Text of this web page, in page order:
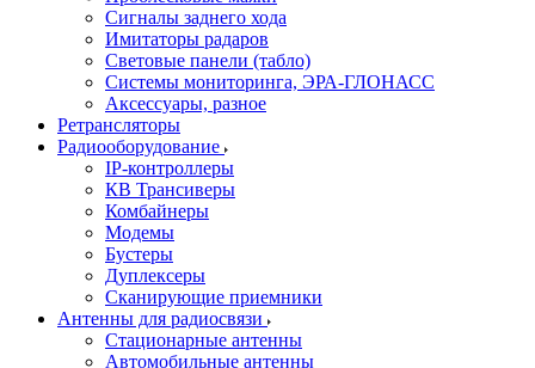
Сигналы заднего хода
Имитаторы радаров
Световые панели (табло)
Системы мониторинга, ЭРА-ГЛОНАСС
Аксессуары, разное
Ретрансляторы
Радиооборудование
IP-контроллеры
КВ Трансиверы
Комбайнеры
Модемы
Бустеры
Дуплексеры
Сканирующие приемники
Антенны для радиосвязи
Стационарные антенны
Автомобильные антенны